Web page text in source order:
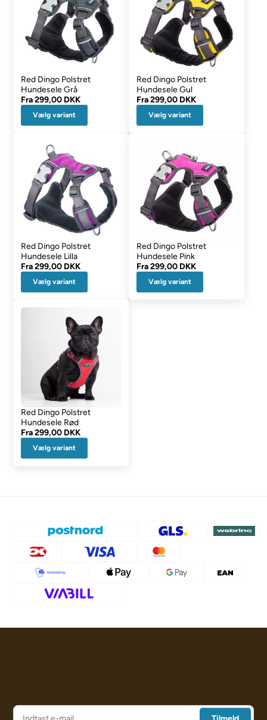
Red Dingo Polstret
Hundesele Grå
Fra299,00 DKK
Vælg variant
Red Dingo Polstret
Hundesele Gul
Fra299,00 DKK
Vælg variant
Red Dingo Polstret
Hundesele Lilla
Fra299,00 DKK
Vælg variant
Red Dingo Polstret
Hundesele Pink
Fra299,00 DKK
Vælg variant
Red Dingo Polstret
Hundesele Rød
Fra299,00 DKK
Vælg variant